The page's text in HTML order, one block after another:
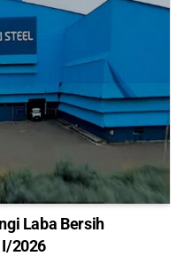
Laba Bersih
2026